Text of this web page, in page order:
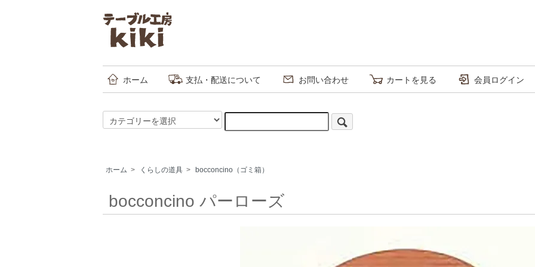
ホーム 支払・配送について お問い合わせ カートを見る 会員ログイン
ホーム > くらしの道具 > bocconcino（ゴミ箱）
bocconcino パーローズ